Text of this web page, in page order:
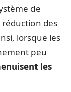
de
des
lorsque les
peu
les